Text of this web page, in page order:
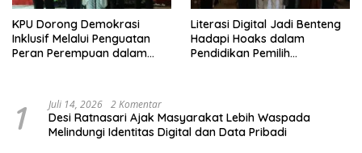
KPU Dorong Demokrasi
Inklusif Melalui Penguatan
Peran Perempuan dalam
Literasi Digital Jadi Benteng
Hadapi Hoaks dalam
Pendidikan Pemilih
1 Juli 14, 2026 2 Komentar
Desi Ratnasari Ajak Masyarakat Lebih Waspada
Melindungi Identitas Digital dan Data Pribadi